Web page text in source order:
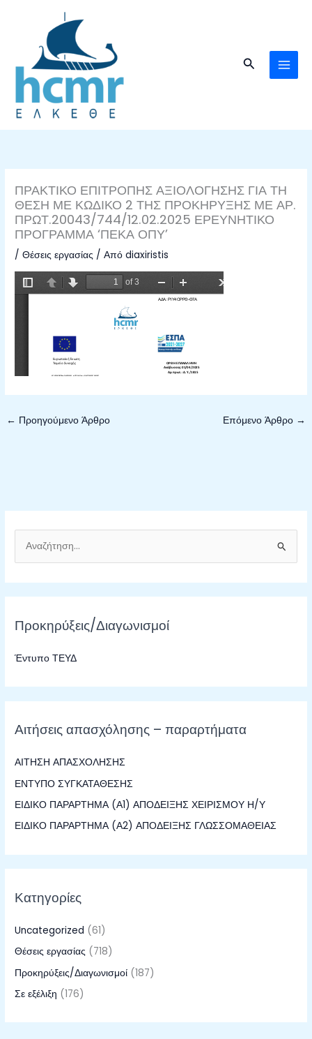
περιεχόμενο
Αναζήτηση
ΠΡΑΚΤΙΚΟ ΕΠΙΤΡΟΠΗΣ ΑΞΙΟΛΟΓΗΣΗΣ ΓΙΑ ΤΗ
ΘΕΣΗ ΜΕ ΚΩΔΙΚΟ 2 ΤΗΣ ΠΡΟΚΗΡΥΞΗΣ ΜΕ ΑΡ.
ΠΡΩΤ.20043/744/12.02.2025 ΕΡΕΥΝΗΤΙΚΟ
ΠΡΟΓΡΑΜΜΑ ‘ΠΕΚΑ ΟΠΥ’
/Θέσεις εργασίας / Απόdiaxiristis
← Προηγούμενο Άρθρο Επόμενο Άρθρο →
ν
α
ή
η
η
ι
α
Προκηρύξεις/Διαγωνισμοί
Έντυπο ΤΕΥΔ
Αιτήσεις απασχόλησης – παραρτήματα
ΑΙΤΗΣΗ ΑΠΑΣΧΟΛΗΣΗΣ
ΕΝΤΥΠΟ ΣΥΓΚΑΤΑΘΕΣΗΣ
ΕΙΔΙΚΟ ΠΑΡΑΡΤΗΜΑ (Α1) ΑΠΟΔΕΙΞΗΣ ΧΕΙΡΙΣΜΟΥ Η/Υ
ΕΙΔΙΚΟ ΠΑΡΑΡΤΗΜΑ (Α2) ΑΠΟΔΕΙΞΗΣ ΓΛΩΣΣΟΜΑΘΕΙΑΣ
Κατηγορίες
Uncategorized (61)
Θέσεις εργασίας (718)
Προκηρύξεις/Διαγωνισμοί (187)
Σε εξέλιξη (176)